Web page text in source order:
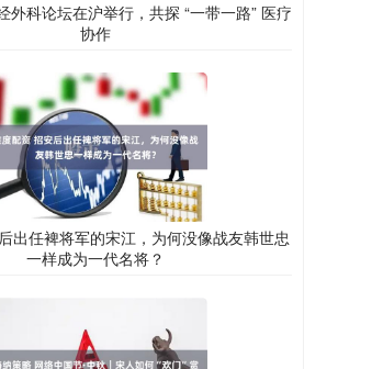
外科论坛在沪举行，共探 “一带一路” 医疗
协作
出任裨将军的宋江，为何没像战友韩世忠
一样成为一代名将？